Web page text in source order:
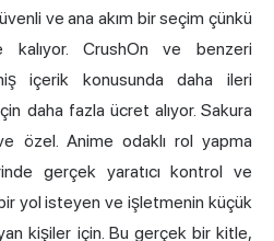
ve ana akım bir seçim çünkü
kalıyor. CrushOn ve benzeri
içerik konusunda daha ileri
daha fazla ücret alıyor. Sakura
özel. Anime odaklı rol yapma
gerçek yaratıcı kontrol ve
yol isteyen ve işletmenin küçük
kişiler için. Bu gerçek bir kitle,